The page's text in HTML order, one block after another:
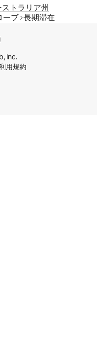
トラリア州
ーブ 長期滞在
Inc.
用規約